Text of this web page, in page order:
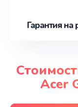
Гарантия на
Acer